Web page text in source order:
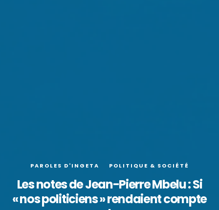
PAROLES D'INGETA POLITIQUE & SOCIÉTÉ
Les notes de Jean-Pierre Mbelu : Si
« nos politiciens » rendaient compte